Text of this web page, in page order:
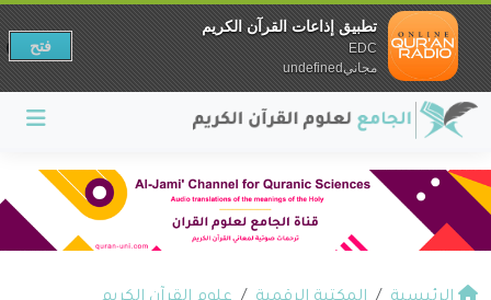
تطبيق إذاعات القرآن الكريم
EDC
مجانيundefined
فتح